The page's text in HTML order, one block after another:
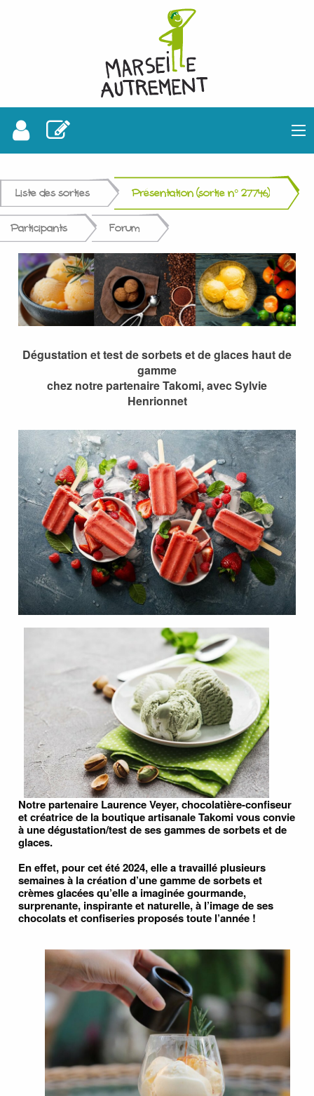
Liste des sorties Présentation (sortie n° 27746)
Participants Forum
Dégustation et test de sorbets et de glaces haut de
gamme
chez notre partenaire Takomi, avec Sylvie
Henrionnet
Notre partenaire Laurence Veyer, chocolatière-confiseur
et créatrice de la boutique artisanale Takomi vous convie
à une dégustation/test de ses gammes de sorbets et de
glaces.
En effet, pour cet été 2024, elle a travaillé plusieurs
semaines à la création d’une gamme de sorbets et
crèmes glacées qu’elle a imaginée gourmande,
surprenante, inspirante et naturelle, à l’image de ses
chocolats et confiseries proposés toute l’année !